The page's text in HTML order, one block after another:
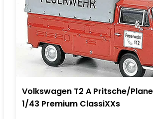
Volkswagen T2 A Pritsche/
1/43 Premium ClassiXXs